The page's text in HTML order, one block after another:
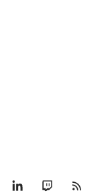
Telegram
su TikTok
Seguici su
Seguici